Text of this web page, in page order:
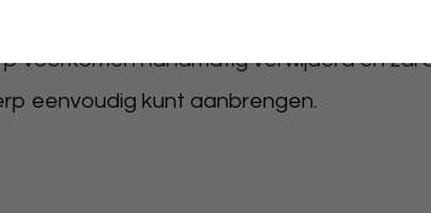
of tekst worden rondom
voorkomen handmatig verwijderd en zal
eenvoudig kunt aanbrengen.